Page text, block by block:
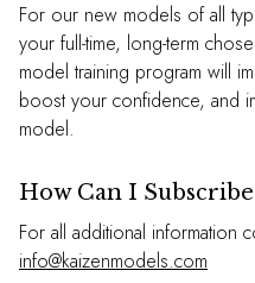
For our new models of all
your full-time, long-term
model training program will
boost your confidence, and
model.
How Can I
For all additional information
info@kaizenmodels.com